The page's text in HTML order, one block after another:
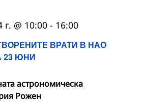
ВРАТИ В НАО
23 ЮНИ
г. @ 10:00 - 16:00
астрономическа
Рожен